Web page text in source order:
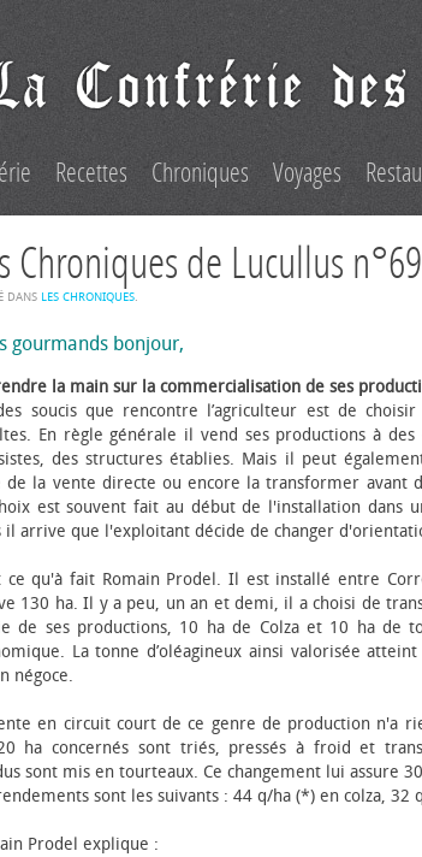
Recettes Chroniques Voyages
Chroniques de Lucullus
DANS LES CHRONIQUES.
gourmands bonjour,
la main sur la commercialisation de ses
soucis que rencontre l’agriculteur est de
En règle générale il vend ses productions à des
des structures établies. Mais il peut
de la vente directe ou encore la transformer avant
est souvent fait au début de l'installation dans
il arrive que l'exploitant décide de changer
ce qu'à fait Romain Prodel. Il est installé entre
130 ha. Il y a peu, un an et demi, il a choisi de
de ses productions, 10 ha de Colza et 10 ha de
La tonne d’oléagineux ainsi valorisée
négoce.
en circuit court de ce genre de production n'a
ha concernés sont triés, pressés à froid et
sont mis en tourteaux. Ce changement lui assure
sont les suivants : 44 q/ha (*) en colza, 32
Prodel explique :